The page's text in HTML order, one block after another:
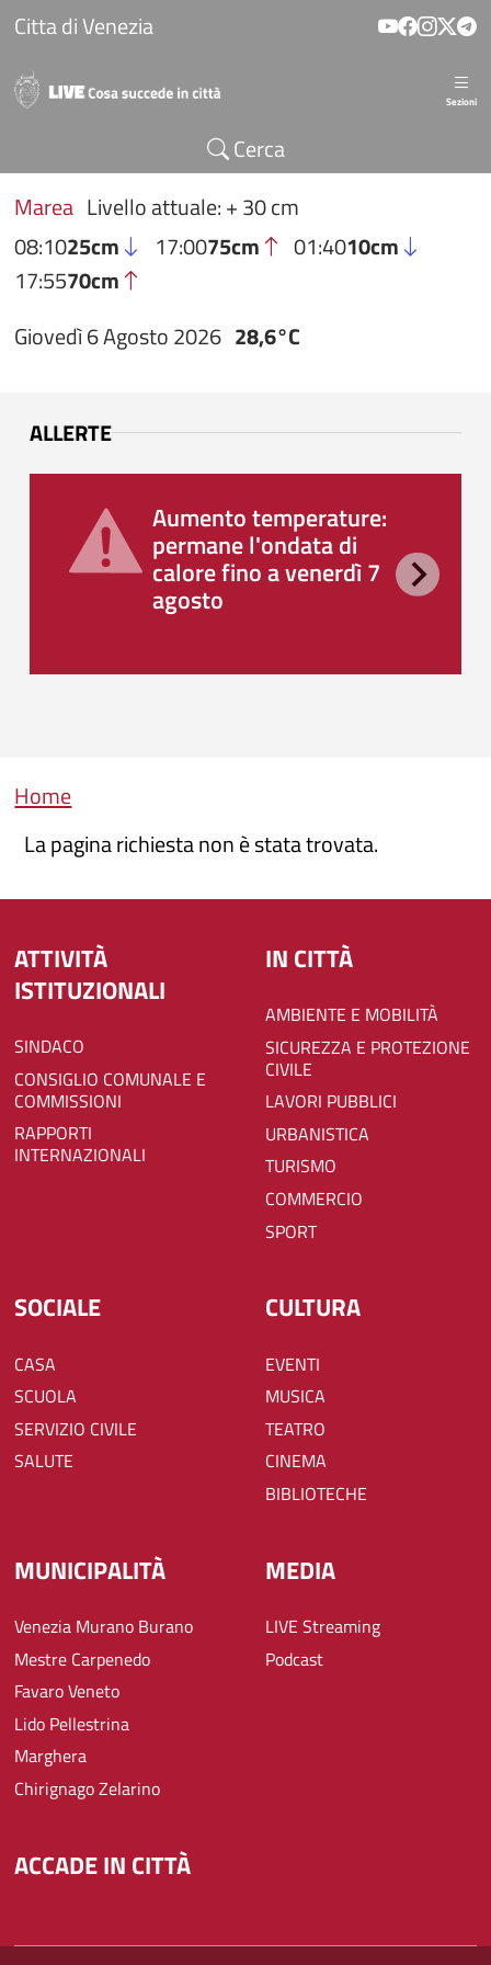
Salta al contenuto principale
Citta di Venezia
Sezioni
Cerca
Marea Livello attuale: + 30 cm
08:1025cm 17:0075cm 01:4010cm
17:5570cm
Giovedì 6 Agosto 2026 28,6°C
ALLERTE
Aumento temperature:
permane l'ondata di
calore fino a venerdì 7
agosto
Briciole di pane
Home
La pagina richiesta non è stata trovata.
ATTIVITÀ
ISTITUZIONALI
SINDACO
CONSIGLIO COMUNALE E
COMMISSIONI
RAPPORTI
INTERNAZIONALI
IN CITTÀ
AMBIENTE E MOBILITÀ
SICUREZZA E PROTEZIONE
CIVILE
LAVORI PUBBLICI
URBANISTICA
TURISMO
COMMERCIO
SPORT
SOCIALE
CASA
SCUOLA
SERVIZIO CIVILE
SALUTE
CULTURA
EVENTI
MUSICA
TEATRO
CINEMA
BIBLIOTECHE
MUNICIPALITÀ
Venezia Murano Burano
Mestre Carpenedo
Favaro Veneto
Lido Pellestrina
Marghera
Chirignago Zelarino
MEDIA
LIVE Streaming
Podcast
ACCADE IN CITTÀ